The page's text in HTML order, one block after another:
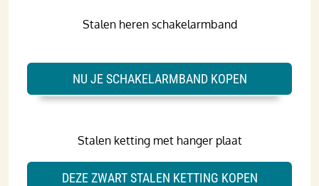
Stalen heren schakelarmband
NU JE SCHAKELARMBAND KOPEN
Stalen ketting met hanger plaat
DEZE ZWART STALEN KETTING KOPEN